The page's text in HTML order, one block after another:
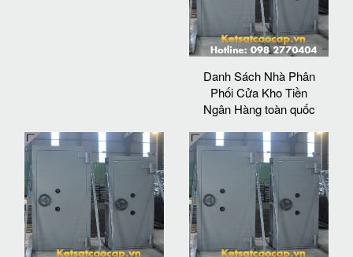
Danh Sách Nhà Phân
Phối Cửa Kho Tiền
Ngân Hàng toàn quốc